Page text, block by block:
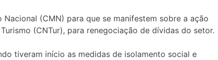
(CMN) para que se manifestem sobre a ação
(CNTur), para renegociação de dívidas do setor.
tiveram início as medidas de isolamento social e